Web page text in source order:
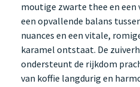
moutige zwarte thee en
een opvallende balans
nuances en een vitale,
karamel ontstaat. De
ondersteunt de rijkdom
van koffie langdurig en